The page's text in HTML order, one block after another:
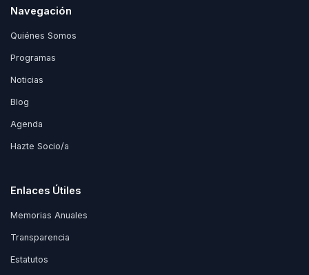
Navegación
Quiénes Somos
Programas
Noticias
Blog
Agenda
Hazte Socio/a
Enlaces Útiles
Memorias Anuales
Transparencia
Estatutos